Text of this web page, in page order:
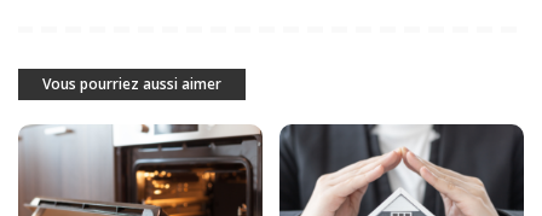
Vous pourriez aussi aimer